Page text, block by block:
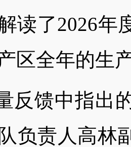
读了2026年
区全年的生
反馈中指出
负责人高林